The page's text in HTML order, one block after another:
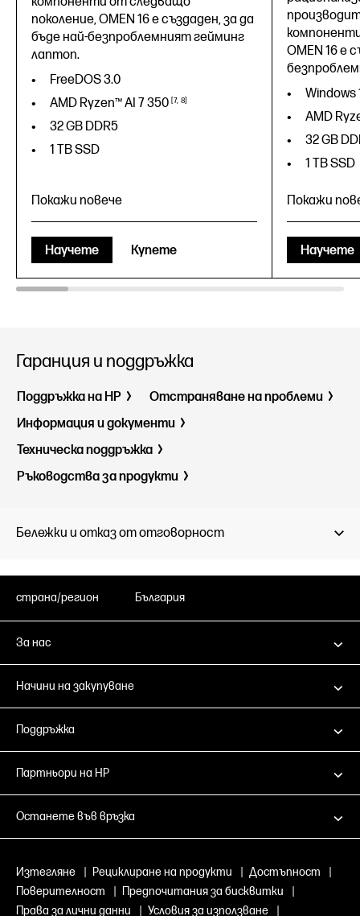
поколение, OMEN 16 е създаден, за да
бъде най-безпроблемният гейминг
лаптоп.
FreeDOS 3.0
AMD Ryzen™ AI 7350 7 8
32 GB DDR5
1 TB SSD
FreeDOS 3.0
AMD Ryzen™ AI 7350 7 8
32 GB DDR5
1 TB SSD
Покажи повече
Научете Купете
OMEN 16 е
Windows
AMD
32 GB
1 TB SSD
Windows
Покажи
Научете
Гаранция и поддръжка
Поддръжка на HP
Отстраняване на проблеми
Информация и документи
Техническа поддръжка
Ръководства за продукти
Бележки и отказ от отговорност
страна/регион България
За нас
Начини на закупуване
Поддръжка
Партньори на HP
Останете във връзка
Изтегляне Рециклиране на продукти Достъпност
Поверителност
Предпочитания за бисквитки
Права за лични данни
Условия за използване